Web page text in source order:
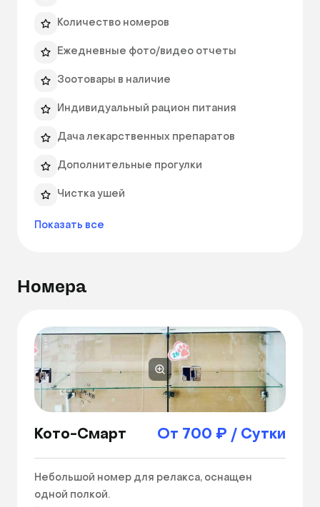
стекла. Стекло выбрано нами не случайно.
Рассмотрев разные варианты, мы пришли к
материалом полностью обеспечивающее
питомца в гостинице.
Количество номеров
Ежедневные фото/видео отчеты
Зоотовары в наличие
Индивидуальный рацион питания
Дача лекарственных препаратов
Дополнительные прогулки
Чистка ушей
Показать все
Номера
Кото-Смарт От 700 ₽ / Сутки
Небольшой номер для релакса, оснащен
одной полкой.